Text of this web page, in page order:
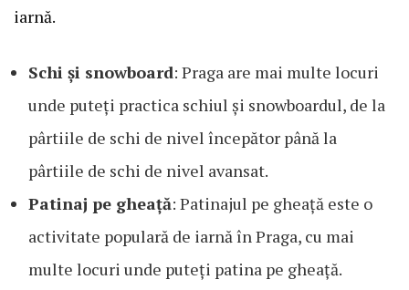
iarnă.
Schi și snowboard: Praga are mai multe locuri
unde puteți practica schiul și snowboardul, de la
pârtiile de schi de nivel începător până la
pârtiile de schi de nivel avansat.
Patinaj pe gheață: Patinajul pe gheață este o
activitate populară de iarnă în Praga, cu mai
multe locuri unde puteți patina pe gheață.